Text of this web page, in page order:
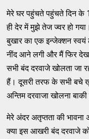
मेरे घर पहुंचते पहुंचते दिन के
ही देर में मुझे तेज ज्वर हो
बुखार का एक इन्जेक्शन
नींद आने लगी और मैं फिर
सभी बंद दरवाजे खोलता जा
हैं। दूसरी तरफ के सभी बचे
अन्तिम दरवाजा खोलना बाकी
मेरे अंदर अतृप्तता की भावना
क्या इस आखरी बंद दरवाजे